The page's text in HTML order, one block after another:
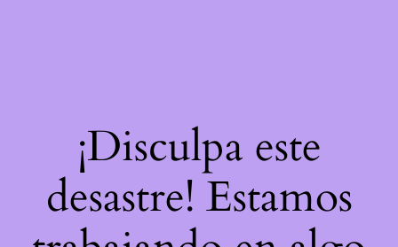
¡Disculpa este
desastre! Estamos